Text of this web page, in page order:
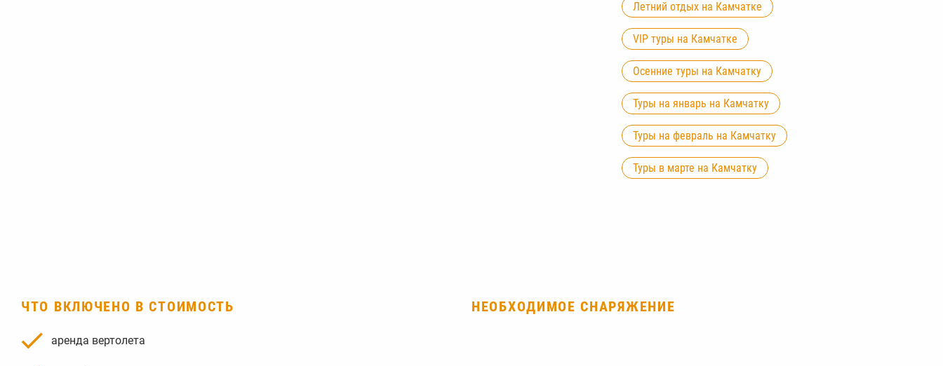
Летний отдых на Камчатке
VIP туры на Камчатке
Осенние туры на Камчатку
Туры на январь на Камчатку
Туры на февраль на Камчатку
Туры в марте на Камчатку
ЧТО ВКЛЮЧЕНО В СТОИМОСТЬ
аренда вертолета
НЕОБХОДИМОЕ СНАРЯЖЕНИЕ